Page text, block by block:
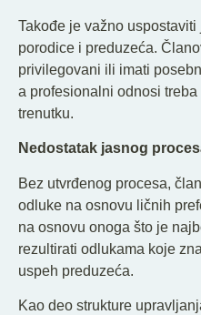
Takođe je važno
porodice i preduzeća.
privilegovani ili imati
a profesionalni odnosi
trenutku.
Nedostatak jasnog
Bez utvrđenog procesa,
odluke na osnovu ličnih
na osnovu onoga što je
rezultirati odlukama koje
uspeh preduzeća.
Kao deo strukture